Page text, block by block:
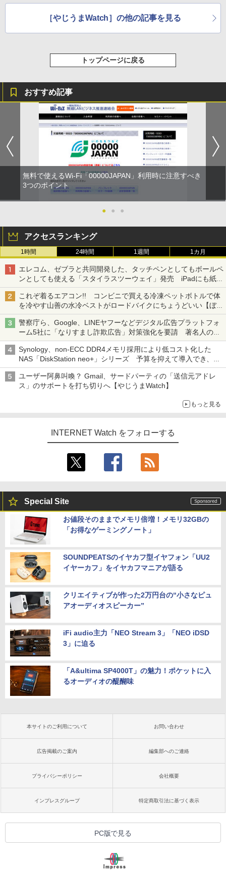
［やじうまWatch］の他の記事を見る
トップページに戻る
おすすめ記事
無料で使えるWi-Fi「00000JAPAN」利用時に注意すべき
3つのポイント
● ● ●
アクセスランキング
1時間 24時間 1週間 1カ月
エレコム、ゼブラと共同開発した、タッチペンとしてもボールペ
ンとしても使える「スタイラスツーウェイ」発売 iPadにも紙に
も、持ち替えずに書き込める
これぞ着るエアコン!! コンビニで買える冷凍ペットボトルで体
を冷やす山善の水冷ベストがロードバイクにちょうどいい【ぼっ
ち・ざ・ろーど！その14】【空いた時間でなにしてる？】
警察庁ら、Google、LINEヤフーなどデジタル広告プラットフォ
ーム5社に「なりすまし詐欺広告」対策強化を要請 著名人の写
真や映像を使った投資詐欺などへの対策として
Synology、non-ECC DDR4メモリ採用により低コスト化した
NAS「DiskStation neo+」シリーズ 予算を抑えて導入でき、
ECCメモリへのアップグレードも可能
ユーザー阿鼻叫喚？ Gmail、サードパーティの「送信元アドレ
ス」のサポートを打ち切りへ【やじうまWatch】
もっと見る
INTERNET Watch をフォローする
Special Site
お値段そのままでメモリ倍増！メモリ32GBの
「お得なゲーミングノート」
SOUNDPEATSのイヤカフ型イヤフォン「UU2
イヤーカフ」をイヤカフマニアが語る
クリエイティブが作った2万円台の“小さなピュ
アオーディオスピーカー”
iFi audio主力「NEO Stream 3」「NEO iDSD
3」に迫る
「A&ultima SP4000T」の魅力！ポケットに入
るオーディオの醍醐味
本サイトのご利用について お問い合わせ
広告掲載のご案内 編集部へのご連絡
プライバシーポリシー 会社概要
インプレスグループ 特定商取引法に基づく表示
PC版で見る